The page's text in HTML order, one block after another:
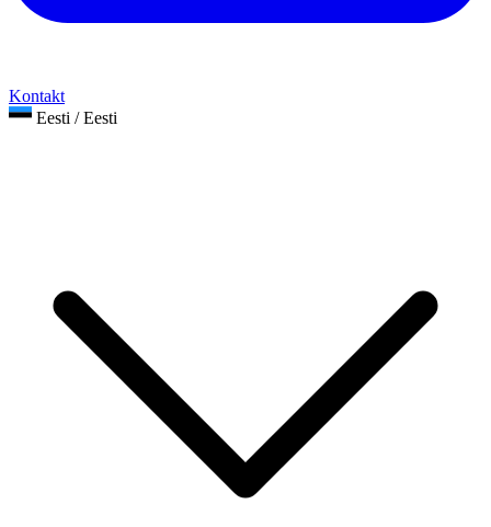
Kontakt
Eesti / Eesti